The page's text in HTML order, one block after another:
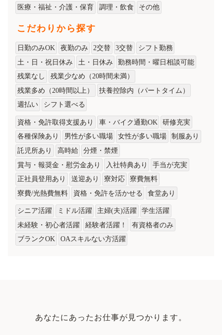
医療・福祉・介護・保育
調理・飲食 その他
こだわりから探す
日勤のみOK 夜勤のみ 2交替 3交替
シフト勤務
土・日・祝日休み
土・日休み
勤務時間・曜日相談可能
残業なし
残業少なめ（20時間未満）
残業多め（20時間以上）
扶養控除内（パートタイム）
週払い
シフト選べる
資格・免許取得支援あり 車・バイク通勤OK
研修充実
各種保険あり
男性が多い職場 女性が多い職場
制服あり
託児所あり
高時給
分煙・禁煙
賞与・報奨金・慰労金あり
入社特典あり
手当が充実
正社員登用あり
送迎あり 寮対応
寮費無料
寮費/光熱費無料
資格・免許を活かせる 食堂あり
シニア活躍 ミドル活躍 主婦(夫)活躍
学生活躍
未経験・初心者活躍
経験者活躍！
有資格者のみ
ブランクOK
OAスキルない方活躍
あなたにあったお仕事が見つかります。